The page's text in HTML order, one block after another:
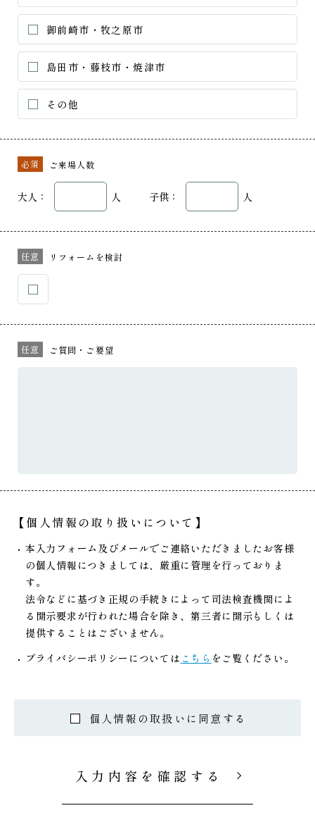
御前崎市・牧之原市
島田市・藤枝市・焼津市
その他
必須 ご来場人数
大人： 人 子供： 人
任意 リフォームを検討
任意 ご質問・ご要望
【個人情報の取り扱いについて】
本入力フォーム及びメールでご連絡いただきましたお客様
の個人情報につきましては、厳重に管理を行っておりま
す。
法令などに基づき正規の手続きによって司法検査機関によ
る開示要求が行われた場合を除き、第三者に開示もしくは
提供することはございません。
プライバシーポリシーについては こちら をご覧ください。
個人情報の取扱いに同意する
入力内容を確認する